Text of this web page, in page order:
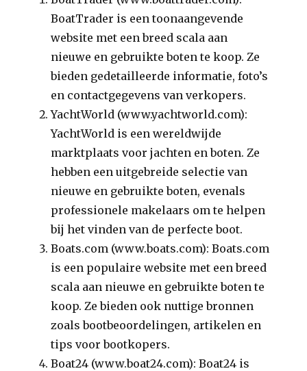
BoatTrader is een toonaangevende
website met een breed scala aan
nieuwe en gebruikte boten te koop. Ze
bieden gedetailleerde informatie, foto’s
en contactgegevens van verkopers.
YachtWorld (www.yachtworld.com):
YachtWorld is een wereldwijde
marktplaats voor jachten en boten. Ze
hebben een uitgebreide selectie van
nieuwe en gebruikte boten, evenals
professionele makelaars om te helpen
bij het vinden van de perfecte boot.
Boats.com (www.boats.com): Boats.com
is een populaire website met een breed
scala aan nieuwe en gebruikte boten te
koop. Ze bieden ook nuttige bronnen
zoals bootbeoordelingen, artikelen en
tips voor bootkopers.
Boat24 (www.boat24.com): Boat24 is